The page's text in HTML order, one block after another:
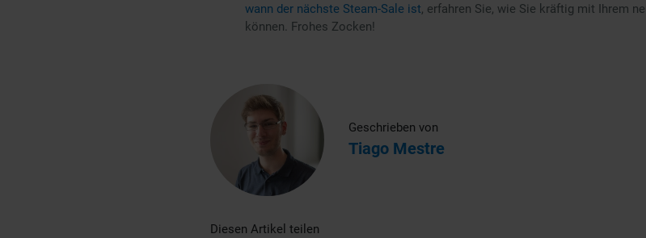
wann der nächste Steam-Sale ist, erfahren Sie, wie Sie kräftig mit Ihrem
können. Frohes Zocken!
Geschrieben von
Tiago Mestre
Diesen Artikel teilen